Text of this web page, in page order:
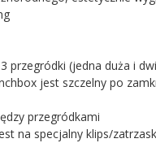
przegródki (jedna duża i
jest szczelny po
przegródkami
na specjalny klips/